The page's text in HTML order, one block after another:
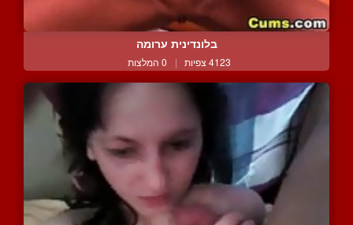
בלונדינית ערומה
4123 צפיות | 0 המלצות